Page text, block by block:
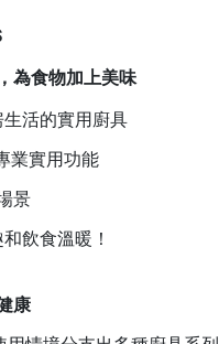
為食物加上美味
活的實用廚具
業實用功能
景
飲食溫暖！
康